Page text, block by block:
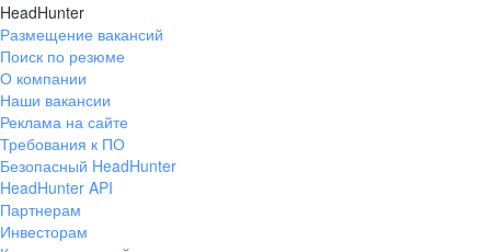
HeadHunter
Размещение вакансий
Поиск по резюме
О компании
Наши вакансии
Реклама на сайте
Требования к ПО
Безопасный HeadHunter
HeadHunter API
Партнерам
Инвесторам